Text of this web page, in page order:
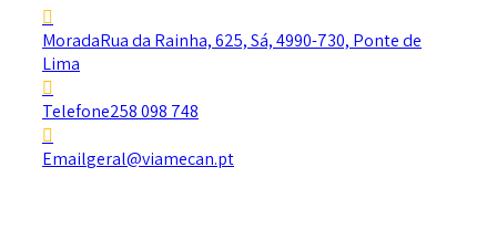
MoradaRua da Rainha, 625, Sá, 4990-730, Ponte de
Lima
Telefone258 098 748
Emailgeral@viamecan.pt